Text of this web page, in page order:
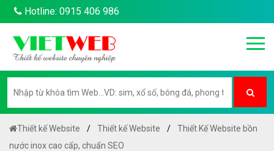
Hotline: 0915 406 986
Thiết kế Website Thiết kế Website
Thiết Kế Website bồn
nước inox cao cấp, chuẩn SEO